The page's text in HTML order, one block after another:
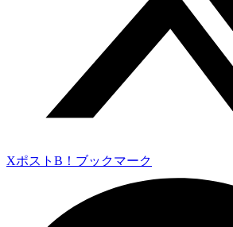
Xポスト B！ブックマーク